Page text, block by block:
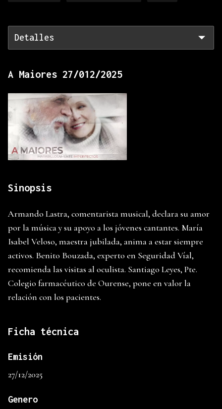
Detalles
A Maiores 27/012/2025
Sinopsis
Armando Lastra, comentarista musical, declara su amor
por la música y su apoyo a los jóvenes cantantes. María
Isabel Veloso, maestra jubilada, anima a estar siempre
activos. Benito Bouzada, experto en Seguridad Víal,
recomienda las visitas al oculista. Santiago Leyes, Pte.
Colegio farmacéutico de Ourense, pone en valor la
relación con los pacientes.
Ficha técnica
Emisión
27/12/2025
Genero